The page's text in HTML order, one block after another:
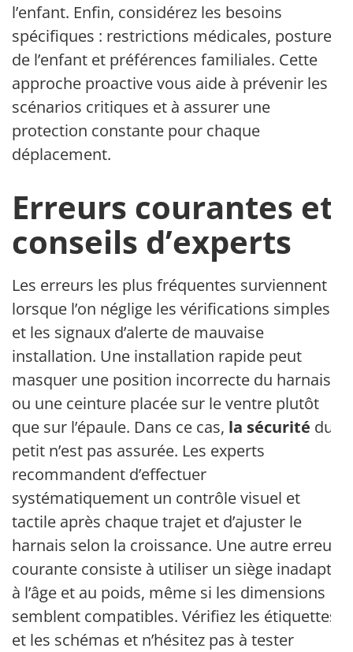
l’enfant. Enfin, considérez les besoins
spécifiques : restrictions médicales, posture
de l’enfant et préférences familiales. Cette
approche proactive vous aide à prévenir les
scénarios critiques et à assurer une
protection constante pour chaque
déplacement.
Erreurs courantes et
conseils d’experts
Les erreurs les plus fréquentes surviennent
lorsque l’on néglige les vérifications simples
et les signaux d’alerte de mauvaise
installation. Une installation rapide peut
masquer une position incorrecte du harnais
ou une ceinture placée sur le ventre plutôt
que sur l’épaule. Dans ce cas, la sécurité du
petit n’est pas assurée. Les experts
recommandent d’effectuer
systématiquement un contrôle visuel et
tactile après chaque trajet et d’ajuster le
harnais selon la croissance. Une autre erreur
courante consiste à utiliser un siège inadapté
à l’âge et au poids, même si les dimensions
semblent compatibles. Vérifiez les étiquettes
et les schémas et n’hésitez pas à tester